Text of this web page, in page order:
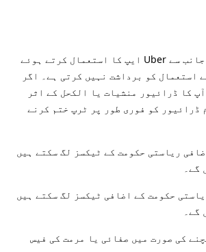
Uber ڈرائیورز کی جانب سے Uber ایپ کا استعمال کرتے ہوئے
استعمال کو برداشت نہیں کرتی ہے۔ اگر
کا ڈرائیور منشیات یا الکحل کے اثر
ڈرائیور کو فوری طور پر ٹرپ ختم کرنے
ریاستی حکومت کے ٹیکسز لگ سکتے ہیں
گے۔
حکومت کے اضافی ٹیکسز لگ سکتے ہیں
گے۔
کی صورت میں صفائی یا مرمت کی فیس